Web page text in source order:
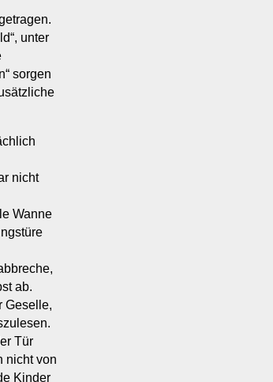
unter
sorgen
nicht
Wanne
ab.
Geselle,
Tür
nicht von
Kinder